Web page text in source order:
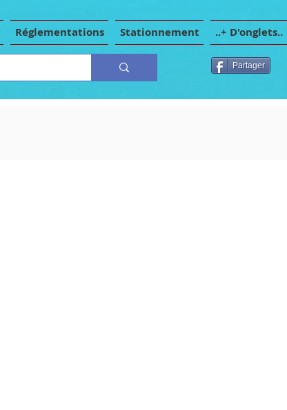
Réglementations Stationnement ..+ D'onglets..
Partager